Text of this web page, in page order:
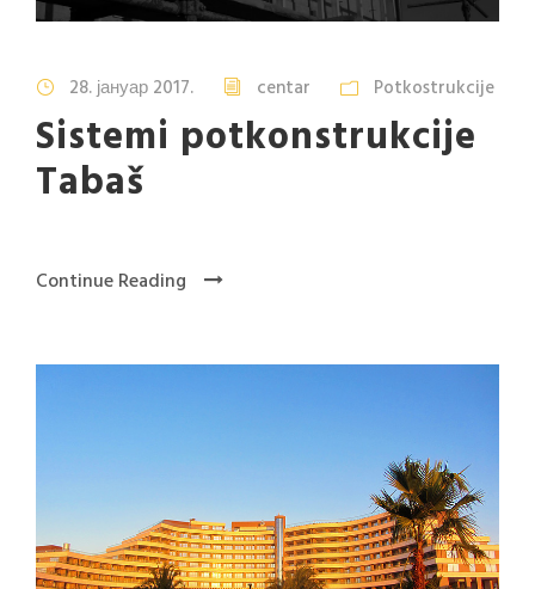
28. јануар 2017. centar Potkostrukcije
Sistemi potkonstrukcije
Tabaš
Continue Reading